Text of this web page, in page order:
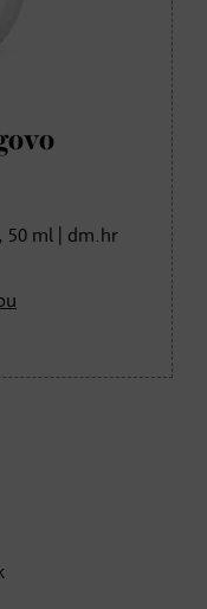
50 ml | dm.hr